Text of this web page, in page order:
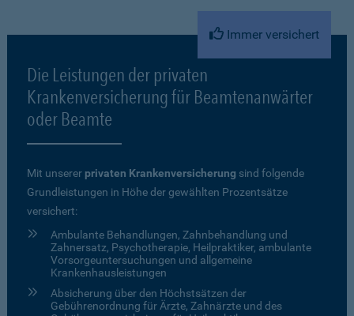
Immer versichert
Die Leistungen der privaten
Krankenversicherung für Beamtenanwärter
oder Beamte
Mit unserer privaten Krankenversicherung sind folgende
Grundleistungen in Höhe der gewählten Prozentsätze
versichert:
Ambulante Behandlungen, Zahnbehandlung und
Zahnersatz, Psychotherapie, Heilpraktiker, ambulante
Vorsorgeuntersuchungen und allgemeine
Krankenhausleistungen
Absicherung über den Höchstsätzen der
Gebührenordnung für Ärzte, Zahnärzte und des